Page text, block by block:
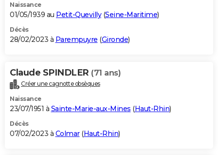
Naissance
01/05/1939 au Petit-Quevilly(Seine-Maritime)
Décès
28/02/2023 à Parempuyre (Gironde)
Claude SPINDLER (71 ans)
Créer une cagnotte obsèques
Naissance
23/07/1951 à Sainte-Marie-aux-Mines (Haut-Rhin)
Décès
07/02/2023 à Colmar(Haut-Rhin)